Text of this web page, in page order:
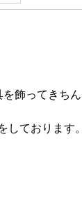
飾ってきち
ております。